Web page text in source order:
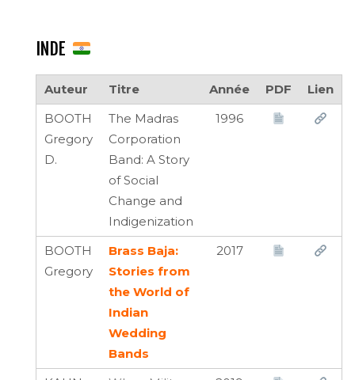
INDE
Auteur Titre Année PDF
Lien
BOOTH
Gregory
D.
The Madras
Corporation
Band: A Story
of Social
Change and
Indigenization
1996
BOOTH
Gregory
Brass Baja:
Stories from
the World of
Indian
Wedding
Bands
2017